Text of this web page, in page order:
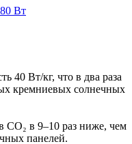
Вт
40 Вт/кг, что в два раза
кремниевых солнечных
CO₂ в 9–10 раз ниже, чем
панелей.